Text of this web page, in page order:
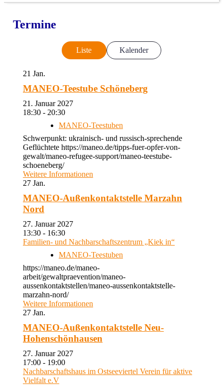
Termine
Liste Kalender
21 Jan.
MANEO-Teestube Schöneberg
21. Januar 2027
18:30 - 20:30
MANEO-Teestuben
Schwerpunkt: ukrainisch- und russisch-sprechende
Geflüchtete https://maneo.de/tipps-fuer-opfer-von-
gewalt/maneo-refugee-support/maneo-teestube-
schoeneberg/
Weitere Informationen
27 Jan.
MANEO-Außenkontaktstelle Marzahn
Nord
27. Januar 2027
13:30 - 16:30
Familien- und Nachbarschaftszentrum „Kiek in“
MANEO-Teestuben
https://maneo.de/maneo-
arbeit/gewaltpraevention/maneo-
aussenkontaktstellen/maneo-aussenkontaktstelle-
marzahn-nord/
Weitere Informationen
27 Jan.
MANEO-Außenkontaktstelle Neu-
Hohenschönhausen
27. Januar 2027
17:00 - 19:00
Nachbarschaftshaus im Ostseeviertel Verein für aktive
Vielfalt e.V